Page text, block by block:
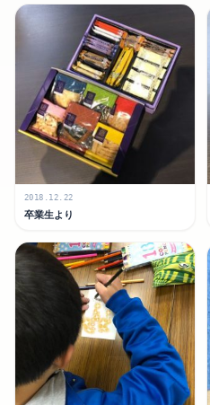
2018.12.22
卒業生より